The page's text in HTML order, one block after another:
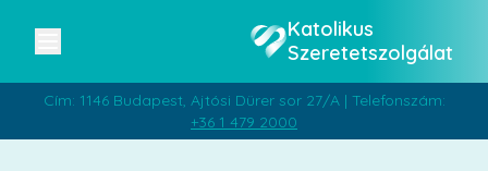
Katolikus
Szeretetszolgálat
Cím: 1146 Budapest, Ajtósi Dürer sor 27/A | Telefonszám:
+36 1 479 2000